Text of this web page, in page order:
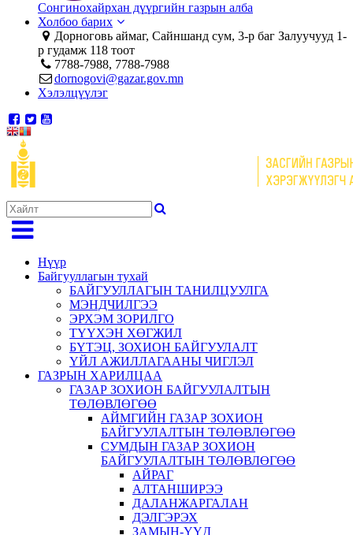
Сонгинохайрхан дүүргийн газрын алба
Холбоо барих
Дорноговь аймаг, Сайншанд сум, 3-р баг Залуучууд 1-
р гудамж 118 тоот
7788-7988, 7788-7988
dornogovi@gazar.gov.mn
Хэлэлцүүлэг
Нүүр
Байгууллагын тухай
БАЙГУУЛЛАГЫН ТАНИЛЦУУЛГА
МЭНДЧИЛГЭЭ
ЭРХЭМ ЗОРИЛГО
ТҮҮХЭН ХӨГЖИЛ
БҮТЭЦ, ЗОХИОН БАЙГУУЛАЛТ
ҮЙЛ АЖИЛЛАГААНЫ ЧИГЛЭЛ
ГАЗРЫН ХАРИЛЦАА
ГАЗАР ЗОХИОН БАЙГУУЛАЛТЫН
ТӨЛӨВЛӨГӨӨ
АЙМГИЙН ГАЗАР ЗОХИОН
БАЙГУУЛАЛТЫН ТӨЛӨВЛӨГӨӨ
СУМДЫН ГАЗАР ЗОХИОН
БАЙГУУЛАЛТЫН ТӨЛӨВЛӨГӨӨ
АЙРАГ
АЛТАНШИРЭЭ
ДАЛАНЖАРГАЛАН
ДЭЛГЭРЭХ
ЗАМЫН-ҮҮД